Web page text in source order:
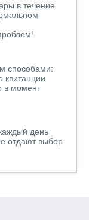
в течение
способами:
квитанции
в момент
день
отдают выбор